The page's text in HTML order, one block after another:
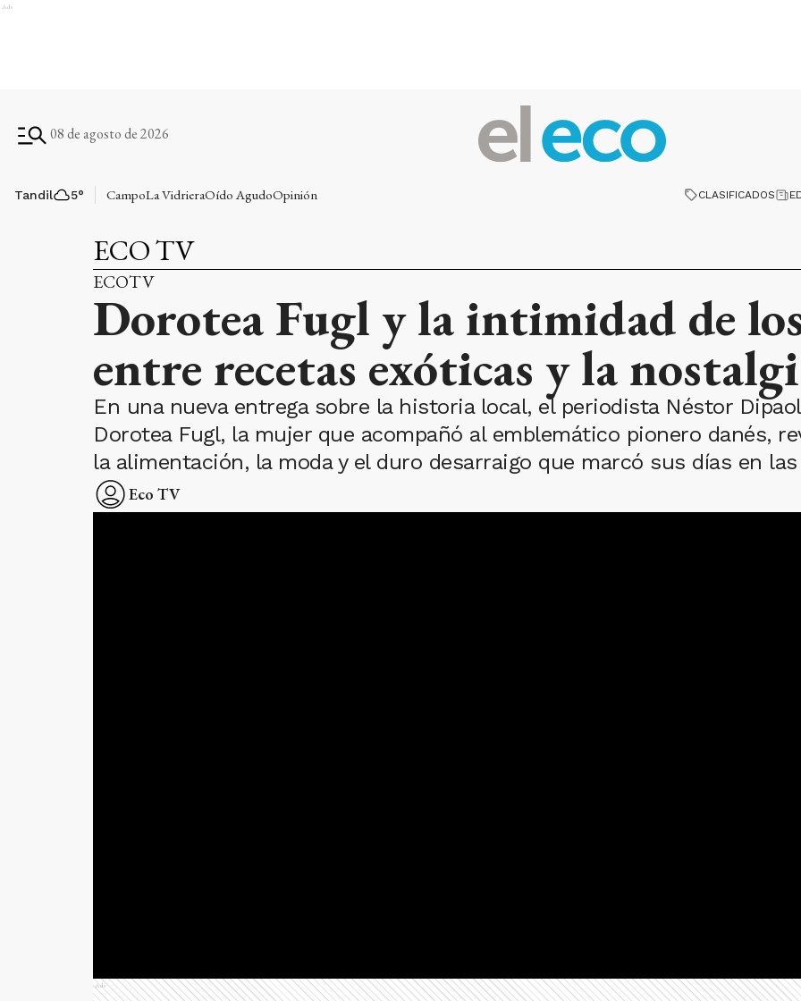
Ads
08 de agosto de 2026
Tandil 5° CampoLa VidrieraOído AgudoOpinión CLASIFICADOS
ECO TV
ECOTV
Dorotea Fugl y la intimidad de
entre recetas exóticas y la
En una nueva entrega sobre la historia local, el periodista Néstor
Dorotea Fugl, la mujer que acompañó al emblemático pionero danés,
la alimentación, la moda y el duro desarraigo que marcó sus días en
Eco TV
Ads